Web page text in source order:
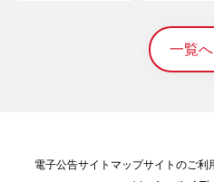
一覧へ
電子公告サイトマップサイトのご利